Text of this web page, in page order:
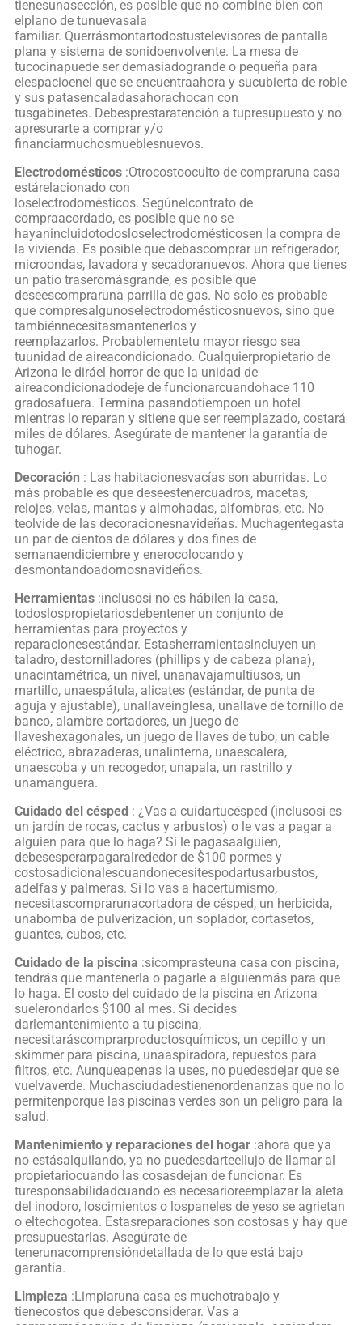
tienesunasección, es posible que no combine bien con
elplano de tunuevasala
familiar. Querrásmontartodostustelevisores de pantalla
plana y sistema de sonidoenvolvente. La mesa de
tucocinapuede ser demasiadogrande o pequeña para
elespacioenel que se encuentraahora y sucubierta de roble
y sus patasencaladasahorachocan con
tusgabinetes. Debesprestaratención a tupresupuesto y no
apresurarte a comprar y/o
financiarmuchosmueblesnuevos.
Electrodomésticos :Otrocostooculto de compraruna casa
estárelacionado con
loselectrodomésticos. Segúnelcontrato de
compraacordado, es posible que no se
hayanincluidotodosloselectrodomésticosen la compra de
la vivienda. Es posible que debascomprar un refrigerador,
microondas, lavadora y secadoranuevos. Ahora que tienes
un patio traseromásgrande, es posible que
deseescompraruna parrilla de gas. No solo es probable
que compresalgunoselectrodomésticosnuevos, sino que
tambiénnecesitasmantenerlos y
reemplazarlos. Probablementetu mayor riesgo sea
tuunidad de aireacondicionado. Cualquierpropietario de
Arizona le diráel horror de que la unidad de
aireacondicionadodeje de funcionarcuandohace 110
gradosafuera. Termina pasandotiempoen un hotel
mientras lo reparan y sitiene que ser reemplazado, costará
miles de dólares. Asegúrate de mantener la garantía de
tuhogar.
Decoración : Las habitacionesvacías son aburridas. Lo
más probable es que deseestenercuadros, macetas,
relojes, velas, mantas y almohadas, alfombras, etc. No
teolvide de las decoracionesnavideñas. Muchagentegasta
un par de cientos de dólares y dos fines de
semanaendiciembre y enerocolocando y
desmontandoadornosnavideños.
Herramientas :inclusosi no es hábilen la casa,
todoslospropietariosdebentener un conjunto de
herramientas para proyectos y
reparacionesestándar. Estasherramientasincluyen un
taladro, destornilladores (phillips y de cabeza plana),
unacintamétrica, un nivel, unanavajamultiusos, un
martillo, unaespátula, alicates (estándar, de punta de
aguja y ajustable), unallaveinglesa, unallave de tornillo de
banco, alambre cortadores, un juego de
llaveshexagonales, un juego de llaves de tubo, un cable
eléctrico, abrazaderas, unalinterna, unaescalera,
unaescoba y un recogedor, unapala, un rastrillo y
unamanguera.
Cuidado del césped : ¿Vas a cuidartucésped (inclusosi es
un jardín de rocas, cactus y arbustos) o le vas a pagar a
alguien para que lo haga? Si le pagasaalguien,
debesesperarpagaralrededor de $100 pormes y
costosadicionalescuandonecesitespodartusarbustos,
adelfas y palmeras. Si lo vas a hacertumismo,
necesitascomprarunacortadora de césped, un herbicida,
unabomba de pulverización, un soplador, cortasetos,
guantes, cubos, etc.
Cuidado de la piscina :sicomprasteuna casa con piscina,
tendrás que mantenerla o pagarle a alguienmás para que
lo haga. El costo del cuidado de la piscina en Arizona
suelerondarlos $100 al mes. Si decides
darlemantenimiento a tu piscina,
necesitaráscomprarproductosquímicos, un cepillo y un
skimmer para piscina, unaaspiradora, repuestos para
filtros, etc. Aunqueapenas la uses, no puedesdejar que se
vuelvaverde. Muchasciudadestienenordenanzas que no lo
permitenporque las piscinas verdes son un peligro para la
salud.
Mantenimiento y reparaciones del hogar :ahora que ya
no estásalquilando, ya no puedesdarteellujo de llamar al
propietariocuando las cosasdejan de funcionar. Es
turesponsabilidadcuando es necesarioreemplazar la aleta
del inodoro, loscimientos o lospaneles de yeso se agrietan
o eltechogotea. Estasreparaciones son costosas y hay que
presupuestarlas. Asegúrate de
tenerunacomprensióndetallada de lo que está bajo
garantía.
Limpieza :Limpiaruna casa es muchotrabajo y
tienecostos que debesconsiderar. Vas a